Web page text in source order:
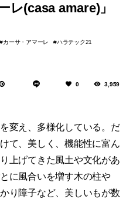
レ(casa amare)」
カーサ・アマーレ ハラテック21
0 3,959
変え、多様化している。だ
て、美しく、機能性に富ん
上げてきた風土や文化があ
に風合いを増す木の柱や
り障子など、美しいもが数